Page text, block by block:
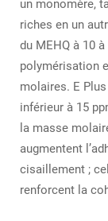
un monomère,
riches en un
du MEHQ à 10
polymérisation
molaires. E
inférieur à 15
la masse
augmentent
cisaillement ;
renforcent la